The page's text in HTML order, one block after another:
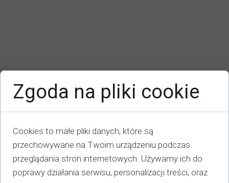
Dodatkowe informacje o produkcie
W tej sekcji warto umieścić istotne informacje,
zalecenia dotyczące montażu/montażu,
nagrody. Dzięki tym danym klienci otrzymują
Zgoda na pliki cookie
Cookies to małe pliki danych, które są
przechowywane na Twoim urządzeniu podczas
przeglądania stron internetowych. Używamy ich do
poprawy działania serwisu, personalizacji treści, oraz